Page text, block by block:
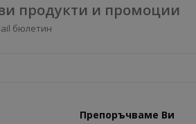
продукти и промоции
бюлетин
Препоръчваме Ви